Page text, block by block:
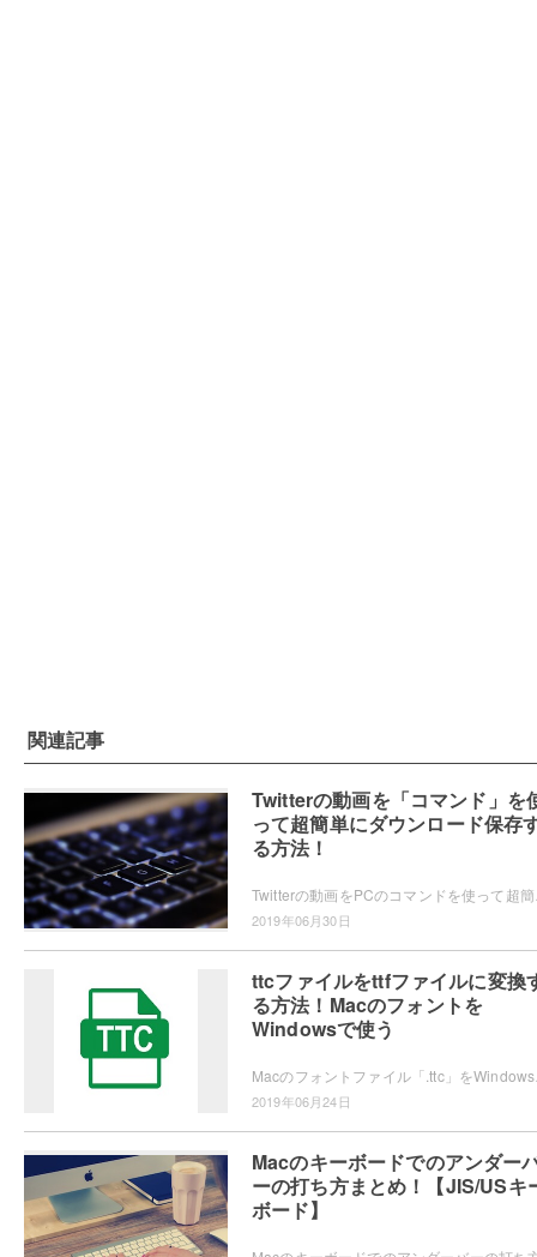
関連記事
Twitterの動画を「コマンド」を
って超簡単にダウンロード保存
る方法！
2019年06月30日
ttcファイルをttfファイルに変換
る方法！Macのフォントを
Windowsで使う
2019年06月24日
Macのキーボードでのアンダー
ーの打ち方まとめ！【JIS/USキ
ボード】